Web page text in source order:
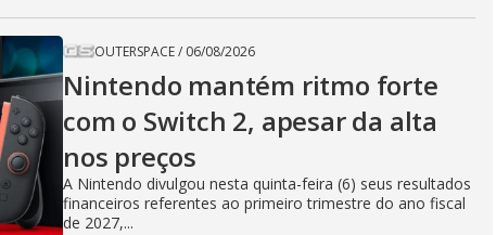
OUTERSPACE/ 06/08/2026
Nintendo mantém ritmo forte
com o Switch 2, apesar da alta
nos preços
A Nintendo divulgou nesta quinta-feira (6) seus resultados
financeiros referentes ao primeiro trimestre do ano fiscal
de 2027,...